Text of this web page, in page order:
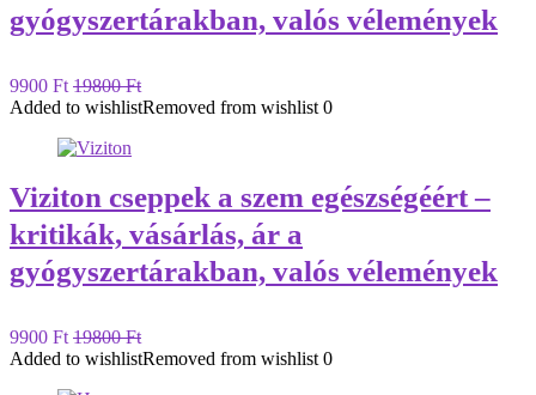
gyógyszertárakban, valós vélemények
9900 Ft 19800 Ft
Added to wishlistRemoved from wishlist 0
Viziton cseppek a szem egészségéért –
kritikák, vásárlás, ár a
gyógyszertárakban, valós vélemények
9900 Ft 19800 Ft
Added to wishlistRemoved from wishlist 0